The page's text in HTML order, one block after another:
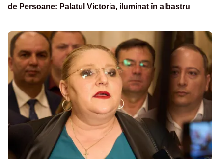
de Persoane: Palatul Victoria, iluminat în albastru